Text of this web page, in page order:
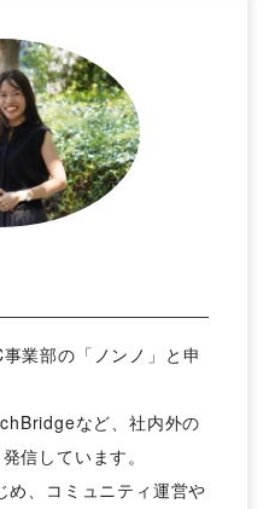
業部の「ノンノ」と申
など、社内外の
信しています。
め、コミュニティ運営や